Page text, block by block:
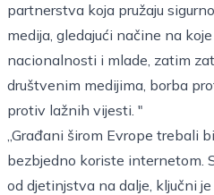
partnerstva koja pružaju
medija, gledajući načine na
nacionalnosti i mlade, zatim
društvenim medijima, borba
protiv lažnih vijesti. "
„Građani širom Evrope trebali
bezbjedno koriste internetom.
od djetinjstva na dalje, ključni